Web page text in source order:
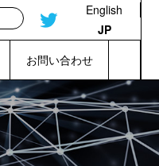
English
JP
お問い合わせ